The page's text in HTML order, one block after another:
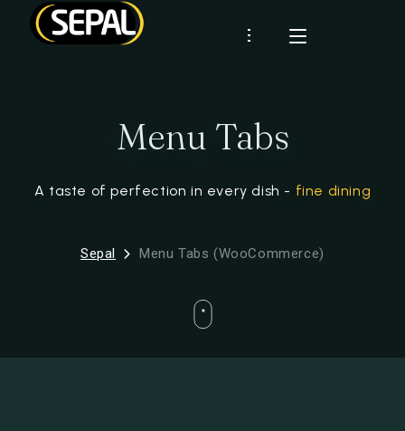
Certifications
Historique
RECETTES
Menu Tabs
A taste of perfection in every dish - fine dining
Sepal Menu Tabs (WooCommerce)